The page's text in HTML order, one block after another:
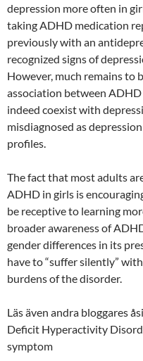
depression more often in
taking ADHD medication
previously with an
recognized signs of
However, much remains to
association between
indeed coexist with
misdiagnosed as
profiles.
The fact that most adults
ADHD in girls is
be receptive to learning
broader awareness of
gender differences in its
have to “suffer silently”
burdens of the disorder.
Läs även andra bloggares
Deficit Hyperactivity
symptom